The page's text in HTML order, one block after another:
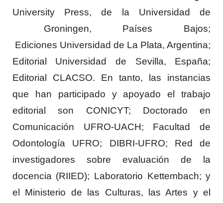
University Press, de la Universidad de
Groningen, Países Bajos;
Ediciones Universidad de La Plata, Argentina;
Editorial Universidad de Sevilla, España;
Editorial CLACSO. En tanto, las instancias
que han participado y apoyado el trabajo
editorial son CONICYT; Doctorado en
Comunicación UFRO-UACH; Facultad de
Odontología UFRO; DIBRI-UFRO; Red de
investigadores sobre evaluación de la
docencia (RIIED); Laboratorio Kettembach; y
el Ministerio de las Culturas, las Artes y el